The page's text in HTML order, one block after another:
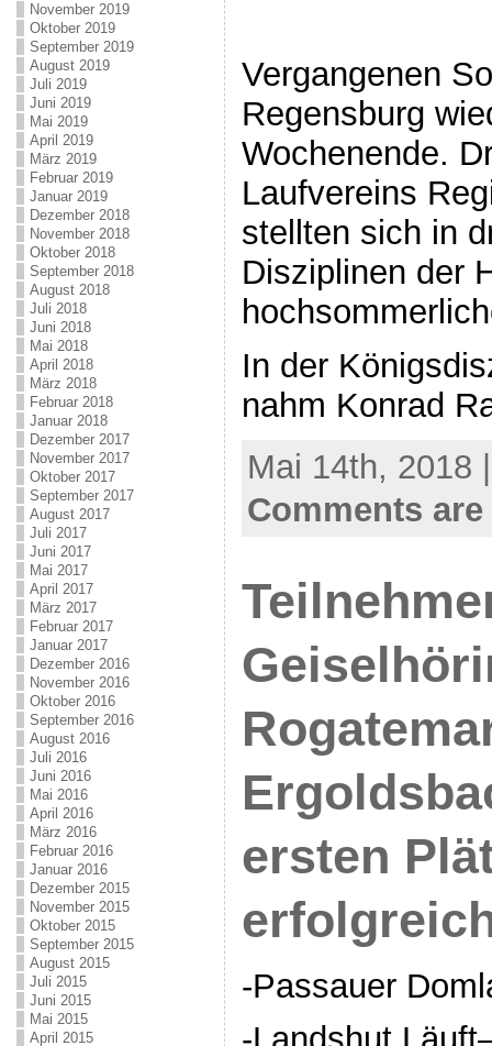
November 2019
Oktober 2019
September 2019
August 2019
Juli 2019
Juni 2019
Mai 2019
April 2019
März 2019
Februar 2019
Januar 2019
Dezember 2018
November 2018
Oktober 2018
September 2018
August 2018
Juli 2018
Juni 2018
Mai 2018
April 2018
März 2018
Februar 2018
Januar 2018
Dezember 2017
November 2017
Oktober 2017
September 2017
August 2017
Juli 2017
Juni 2017
Mai 2017
April 2017
März 2017
Februar 2017
Januar 2017
Dezember 2016
November 2016
Oktober 2016
September 2016
August 2016
Juli 2016
Juni 2016
Mai 2016
April 2016
März 2016
Februar 2016
Januar 2016
Dezember 2015
November 2015
Oktober 2015
September 2015
August 2015
Juli 2015
Juni 2015
Mai 2015
April 2015
Vergangenen
Regensburg
Wochenende.
Laufvereins
stellten sich in
Disziplinen der
In der
nahm Konrad
Mai 14th, 2018
Comments
ersten
-Passauer